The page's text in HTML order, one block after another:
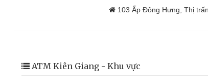
103 Ấp Đông Hưng, Thị
ATM Kiên Giang - Khu vực